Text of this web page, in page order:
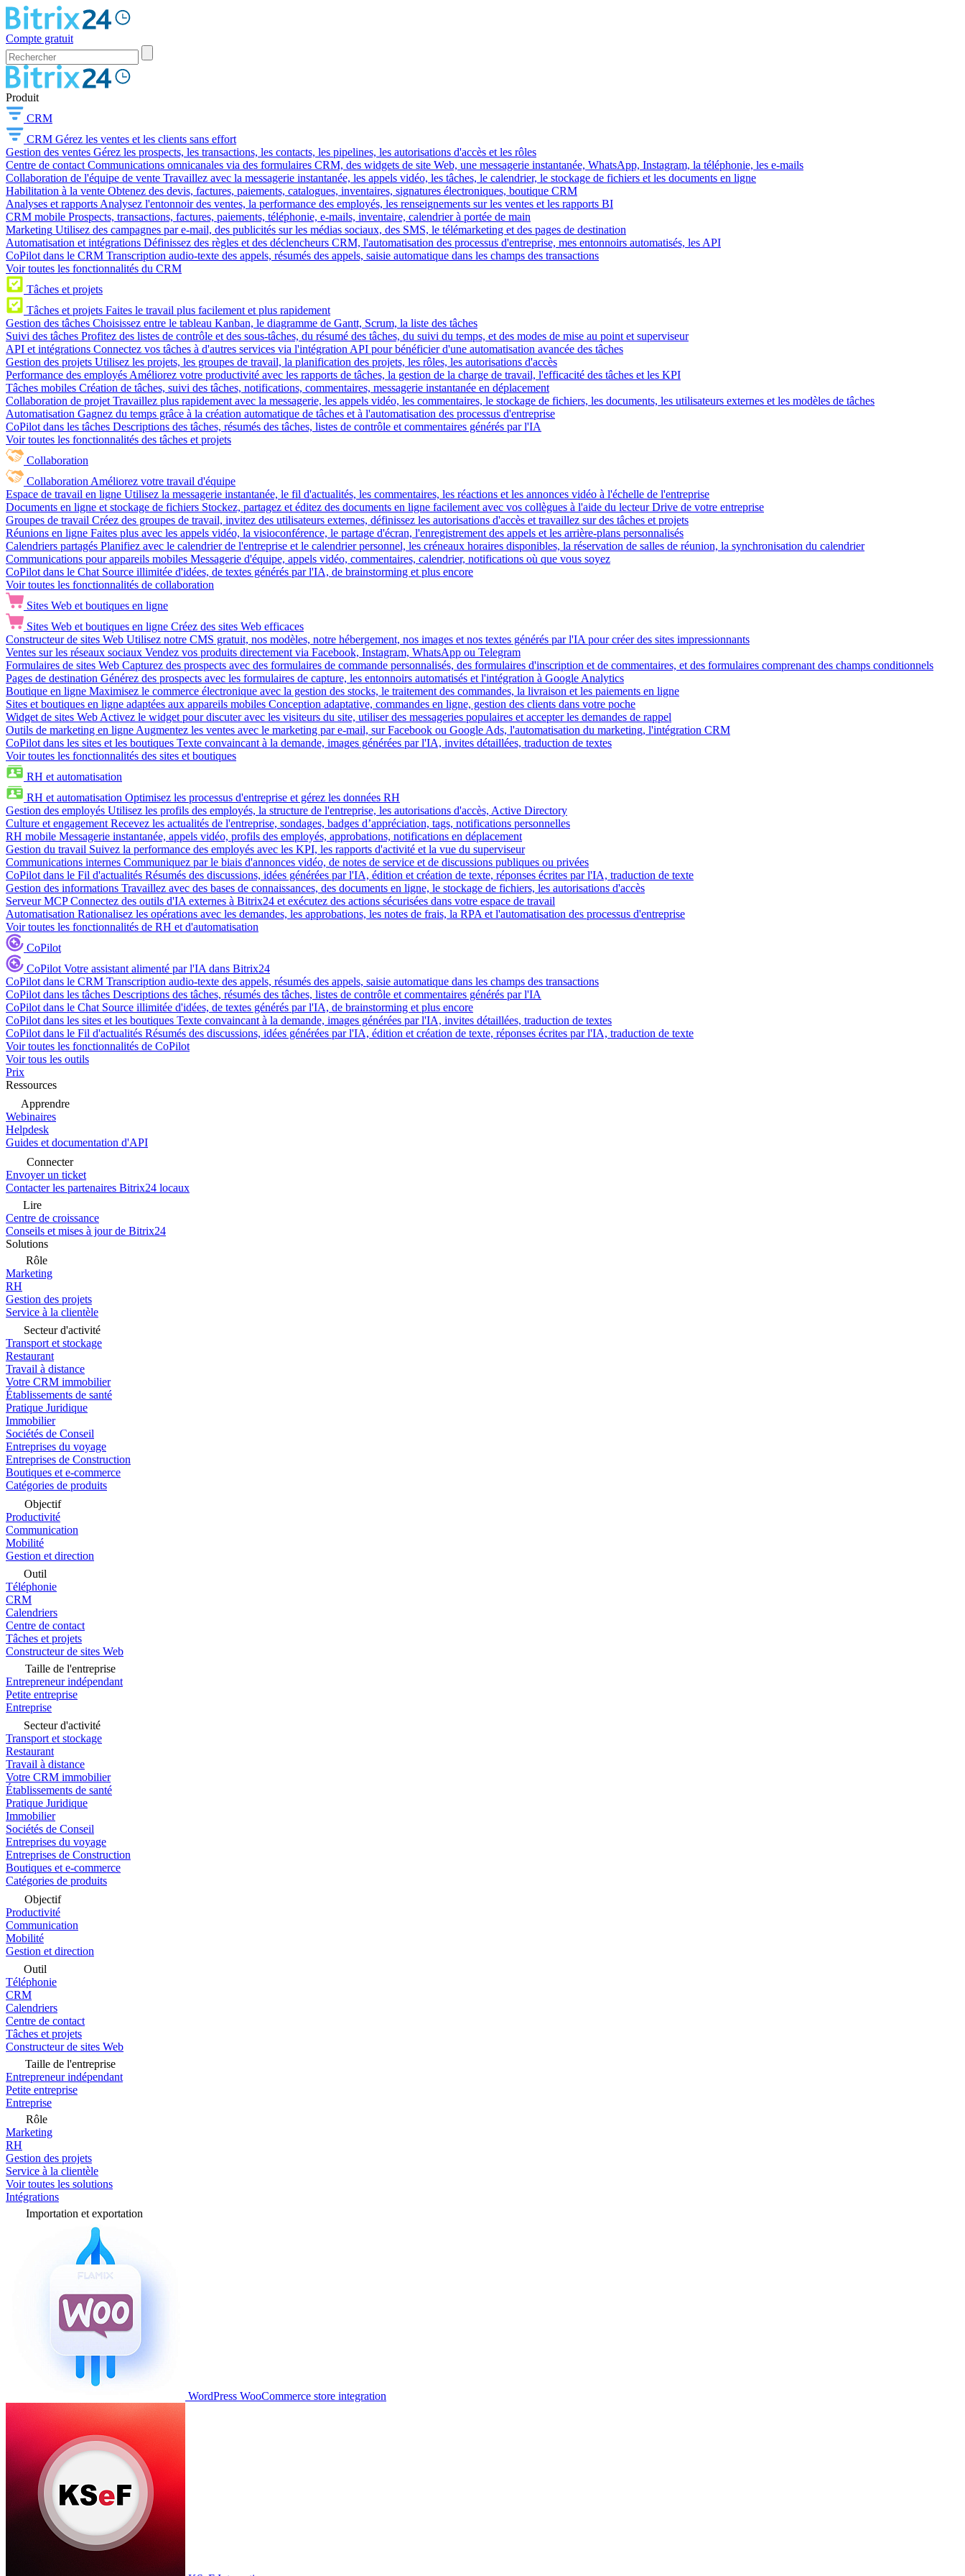
Compte gratuit
Produit
CRM
CRM Gérez les ventes et les clients sans effort
Gestion des ventes Gérez les prospects, les transactions, les contacts, les pipelines, les autorisations d'accès et les rôles
Centre de contact Communications omnicanales via des formulaires CRM, des widgets de site Web, une messagerie instantanée, WhatsApp, Instagram, la téléphonie, les e-mails
Collaboration de l'équipe de vente Travaillez avec la messagerie instantanée, les appels vidéo, les tâches, le calendrier, le stockage de fichiers et les documents en ligne
Habilitation à la vente Obtenez des devis, factures, paiements, catalogues, inventaires, signatures électroniques, boutique CRM
Analyses et rapports Analysez l'entonnoir des ventes, la performance des employés, les renseignements sur les ventes et les rapports BI
CRM mobile Prospects, transactions, factures, paiements, téléphonie, e-mails, inventaire, calendrier à portée de main
Marketing Utilisez des campagnes par e-mail, des publicités sur les médias sociaux, des SMS, le télémarketing et des pages de destination
Automatisation et intégrations Définissez des règles et des déclencheurs CRM, l'automatisation des processus d'entreprise, mes entonnoirs automatisés, les API
CoPilot dans le CRM Transcription audio-texte des appels, résumés des appels, saisie automatique dans les champs des transactions
Voir toutes les fonctionnalités du CRM
Tâches et projets
Tâches et projets Faites le travail plus facilement et plus rapidement
Gestion des tâches Choisissez entre le tableau Kanban, le diagramme de Gantt, Scrum, la liste des tâches
Suivi des tâches Profitez des listes de contrôle et des sous-tâches, du résumé des tâches, du suivi du temps, et des modes de mise au point et superviseur
API et intégrations Connectez vos tâches à d'autres services via l'intégration API pour bénéficier d'une automatisation avancée des tâches
Gestion des projets Utilisez les projets, les groupes de travail, la planification des projets, les rôles, les autorisations d'accès
Performance des employés Améliorez votre productivité avec les rapports de tâches, la gestion de la charge de travail, l'efficacité des tâches et les KPI
Tâches mobiles Création de tâches, suivi des tâches, notifications, commentaires, messagerie instantanée en déplacement
Collaboration de projet Travaillez plus rapidement avec la messagerie, les appels vidéo, les commentaires, le stockage de fichiers, les documents, les utilisateurs externes et les modèles de tâches
Automatisation Gagnez du temps grâce à la création automatique de tâches et à l'automatisation des processus d'entreprise
CoPilot dans les tâches Descriptions des tâches, résumés des tâches, listes de contrôle et commentaires générés par l'IA
Voir toutes les fonctionnalités des tâches et projets
Collaboration
Collaboration Améliorez votre travail d'équipe
Espace de travail en ligne Utilisez la messagerie instantanée, le fil d'actualités, les commentaires, les réactions et les annonces vidéo à l'échelle de l'entreprise
Documents en ligne et stockage de fichiers Stockez, partagez et éditez des documents en ligne facilement avec vos collègues à l'aide du lecteur Drive de votre entreprise
Groupes de travail Créez des groupes de travail, invitez des utilisateurs externes, définissez les autorisations d'accès et travaillez sur des tâches et projets
Réunions en ligne Faites plus avec les appels vidéo, la visioconférence, le partage d'écran, l'enregistrement des appels et les arrière-plans personnalisés
Calendriers partagés Planifiez avec le calendrier de l'entreprise et le calendrier personnel, les créneaux horaires disponibles, la réservation de salles de réunion, la synchronisation du calendrier
Communications pour appareils mobiles Messagerie d'équipe, appels vidéo, commentaires, calendrier, notifications où que vous soyez
CoPilot dans le Chat Source illimitée d'idées, de textes générés par l'IA, de brainstorming et plus encore
Voir toutes les fonctionnalités de collaboration
Sites Web et boutiques en ligne
Sites Web et boutiques en ligne Créez des sites Web efficaces
Constructeur de sites Web Utilisez notre CMS gratuit, nos modèles, notre hébergement, nos images et nos textes générés par l'IA pour créer des sites impressionnants
Ventes sur les réseaux sociaux Vendez vos produits directement via Facebook, Instagram, WhatsApp ou Telegram
Formulaires de sites Web Capturez des prospects avec des formulaires de commande personnalisés, des formulaires d'inscription et de commentaires, et des formulaires comprenant des champs conditionnels
Pages de destination Générez des prospects avec les formulaires de capture, les entonnoirs automatisés et l'intégration à Google Analytics
Boutique en ligne Maximisez le commerce électronique avec la gestion des stocks, le traitement des commandes, la livraison et les paiements en ligne
Sites et boutiques en ligne adaptées aux appareils mobiles Conception adaptative, commandes en ligne, gestion des clients dans votre poche
Widget de sites Web Activez le widget pour discuter avec les visiteurs du site, utiliser des messageries populaires et accepter les demandes de rappel
Outils de marketing en ligne Augmentez les ventes avec le marketing par e-mail, sur Facebook ou Google Ads, l'automatisation du marketing, l'intégration CRM
CoPilot dans les sites et les boutiques Texte convaincant à la demande, images générées par l'IA, invites détaillées, traduction de textes
Voir toutes les fonctionnalités des sites et boutiques
RH et automatisation
RH et automatisation Optimisez les processus d'entreprise et gérez les données RH
Gestion des employés Utilisez les profils des employés, la structure de l'entreprise, les autorisations d'accès, Active Directory
Culture et engagement Recevez les actualités de l'entreprise, sondages, badges d’appréciation, tags, notifications personnelles
RH mobile Messagerie instantanée, appels vidéo, profils des employés, approbations, notifications en déplacement
Gestion du travail Suivez la performance des employés avec les KPI, les rapports d'activité et la vue du superviseur
Communications internes Communiquez par le biais d'annonces vidéo, de notes de service et de discussions publiques ou privées
CoPilot dans le Fil d'actualités Résumés des discussions, idées générées par l'IA, édition et création de texte, réponses écrites par l'IA, traduction de texte
Gestion des informations Travaillez avec des bases de connaissances, des documents en ligne, le stockage de fichiers, les autorisations d'accès
Serveur MCP Connectez des outils d'IA externes à Bitrix24 et exécutez des actions sécurisées dans votre espace de travail
Automatisation Rationalisez les opérations avec les demandes, les approbations, les notes de frais, la RPA et l'automatisation des processus d'entreprise
Voir toutes les fonctionnalités de RH et d'automatisation
CoPilot
CoPilot Votre assistant alimenté par l'IA dans Bitrix24
CoPilot dans le CRM Transcription audio-texte des appels, résumés des appels, saisie automatique dans les champs des transactions
CoPilot dans les tâches Descriptions des tâches, résumés des tâches, listes de contrôle et commentaires générés par l'IA
CoPilot dans le Chat Source illimitée d'idées, de textes générés par l'IA, de brainstorming et plus encore
CoPilot dans les sites et les boutiques Texte convaincant à la demande, images générées par l'IA, invites détaillées, traduction de textes
CoPilot dans le Fil d'actualités Résumés des discussions, idées générées par l'IA, édition et création de texte, réponses écrites par l'IA, traduction de texte
Voir toutes les fonctionnalités de CoPilot
Voir tous les outils
Prix
Ressources
Apprendre
Webinaires
Helpdesk
Guides et documentation d'API
Connecter
Envoyer un ticket
Contacter les partenaires Bitrix24 locaux
Lire
Centre de croissance
Conseils et mises à jour de Bitrix24
Solutions
Rôle
Marketing
RH
Gestion des projets
Service à la clientèle
Secteur d'activité
Transport et stockage
Restaurant
Travail à distance
Votre CRM immobilier
Établissements de santé
Pratique Juridique
Immobilier
Sociétés de Conseil
Entreprises du voyage
Entreprises de Construction
Boutiques et e-commerce
Catégories de produits
Objectif
Productivité
Communication
Mobilité
Gestion et direction
Outil
Téléphonie
CRM
Calendriers
Centre de contact
Tâches et projets
Constructeur de sites Web
Taille de l'entreprise
Entrepreneur indépendant
Petite entreprise
Entreprise
Secteur d'activité
Transport et stockage
Restaurant
Travail à distance
Votre CRM immobilier
Établissements de santé
Pratique Juridique
Immobilier
Sociétés de Conseil
Entreprises du voyage
Entreprises de Construction
Boutiques et e-commerce
Catégories de produits
Objectif
Productivité
Communication
Mobilité
Gestion et direction
Outil
Téléphonie
CRM
Calendriers
Centre de contact
Tâches et projets
Constructeur de sites Web
Taille de l'entreprise
Entrepreneur indépendant
Petite entreprise
Entreprise
Rôle
Marketing
RH
Gestion des projets
Service à la clientèle
Voir toutes les solutions
Intégrations
Importation et exportation
WordPress WooCommerce store integration